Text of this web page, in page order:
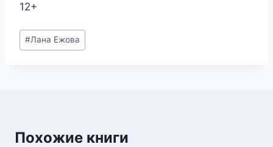
12+
Метки
записи:
#Лана Ежова
Похожие книги